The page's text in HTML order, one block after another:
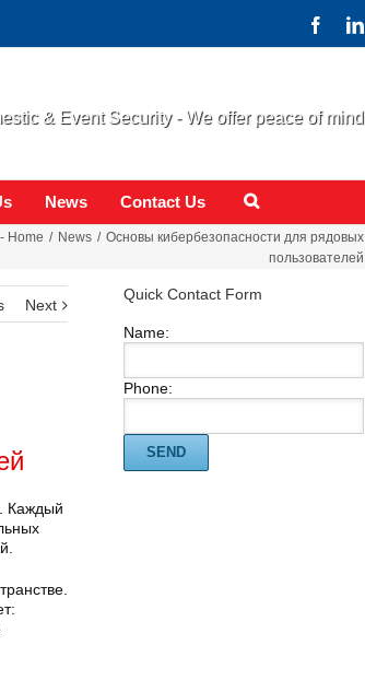
& Event Security - We offer peace of mind
News Contact Us
Home News
Основы кибербезопасности для рядовых
пользователей
Next
Каждый
Quick Contact Form
Name:
Phone: